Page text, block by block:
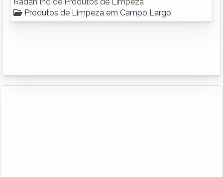
Produtos de Limpeza em Campo Largo